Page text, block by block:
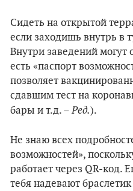
Сидеть на открытой
если заходишь внутрь в
Внутри заведений могут
есть «паспорт
позволяет
сдавшим тест на
бары и т.д. –Ред.).
Не знаю всех
возможностей»,
работает через QR-код.
тебя надевают